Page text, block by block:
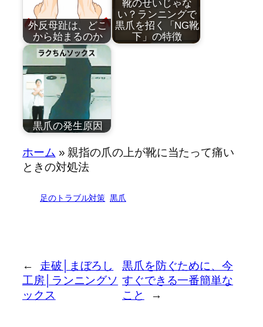
外反母趾は、どこ
から始まるのか
by
近藤祐司
“`html 足首…
靴のせいじゃな
い？ランニングで
黒爪を招く「NG靴
下」の特徴
ラクちんソック
黒爪の発生原因
近藤祐司
解決す…
ホーム » 親指の爪の上が靴に当たって痛い
ときの対処法
足のトラブル対策 黒爪
←
走破│まぼろし
工房│ランニングソ
ックス
黒爪を防ぐために、今
すぐできる一番簡単な
こと
→